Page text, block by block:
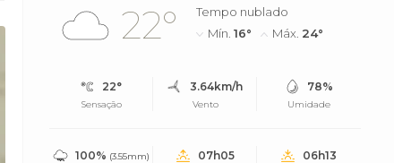
22°
Tempo nublado
Mín.16° Máx. 24°
22°
Sensação
3.64km/h
Vento
78%
Umidade
100% (3.55mm)
07h05 06h13